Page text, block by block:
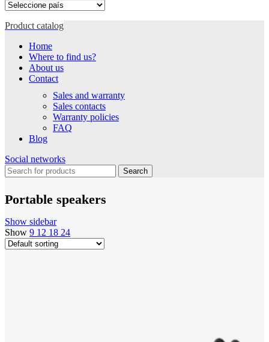
Product catalog
Home
Where to find us?
About us
Contact
Sales and warranty
Sales contacts
Warranty policies
FAQ
Blog
Social networks
Search
Portable speakers
Show sidebar
Show 9 12 18 24